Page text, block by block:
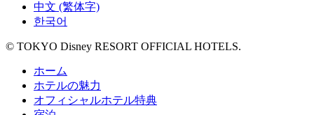
中文 (繁体字)
한국어
© TOKYO Disney RESORT OFFICIAL HOTELS.
ホーム
ホテルの魅力
オフィシャルホテル特典